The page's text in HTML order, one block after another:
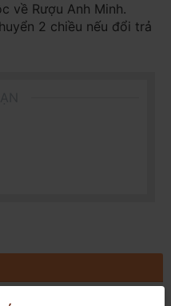
về Rượu Anh Minh.
2 chiều nếu đổi trả